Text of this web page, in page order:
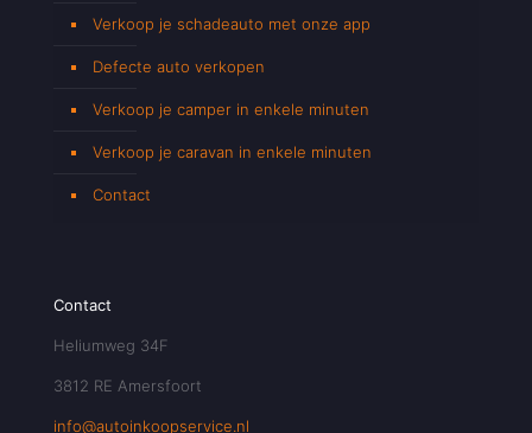
Verkoop je schadeauto met onze app
Defecte auto verkopen
Verkoop je camper in enkele minuten
Verkoop je caravan in enkele minuten
Contact
Contact
Heliumweg 34F
3812 RE Amersfoort
info@autoinkoopservice.nl